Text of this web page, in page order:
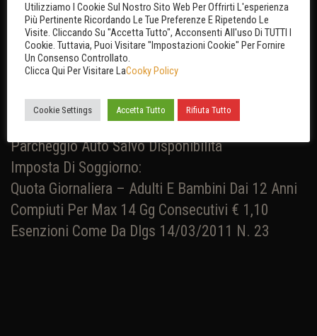
Praticati Sul Prezzo Di HB O PC
– Bambini Fino Ai 3 Anni Gratis
– Da 3 A 10 Anni Sconto Del 50%
– Da 10 A 14 Anni Sconto Del 30%
Animali Da Compagnia Di Piccola Taglia
Ammessi € 5 Al Giorno
Parcheggio Auto Salvo Disponibilità
Imposta Di Soggiorno:
Quota Giornaliera – Adulti E Bambini Dai 12 Anni
Compiuti Per Max 14 Gg Consecutivi € 1,10
Esenzioni Come Da Dlgs 14/03/2011 N. 23
Utilizziamo I Cookie Sul Nostro Sito Web Per Offrirti L'esperienza
Più Pertinente Ricordando Le Tue Preferenze E Ripetendo Le
Visite. Cliccando Su "Accetta Tutto", Acconsenti All'uso Di TUTTI I
Cookie. Tuttavia, Puoi Visitare "Impostazioni Cookie" Per Fornire
Un Consenso Controllato.
Clicca Qui Per Visitare LaCooky Policy
Cookie Settings Accetta Tutto Rifiuta Tutto